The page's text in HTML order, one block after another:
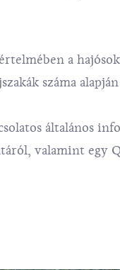
a
száma
általános
valamint egy